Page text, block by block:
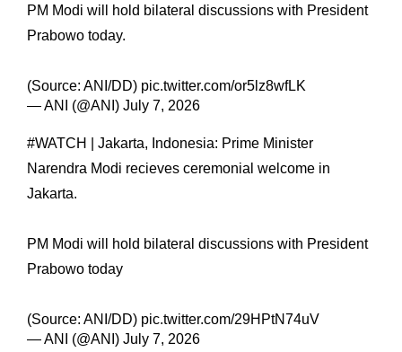
PM Modi will hold bilateral discussions with President
Prabowo today.
(Source: ANI/DD) pic.twitter.com/or5lz8wfLK
— ANI (@ANI) July 7, 2026
#WATCH
| Jakarta, Indonesia: Prime Minister
Narendra Modi recieves ceremonial welcome in
Jakarta.
PM Modi will hold bilateral discussions with President
Prabowo today
(Source: ANI/DD) pic.twitter.com/29HPtN74uV
— ANI (@ANI) July 7, 2026